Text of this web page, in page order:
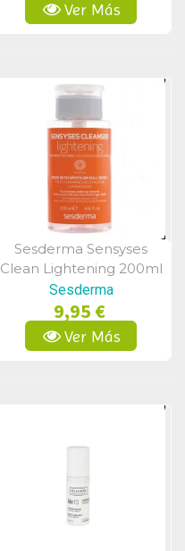
Ver Más
Vista Rápida
Sesderma Sensyses
Clean Lightening 200ml
Sesderma
9,95 €
Ver Más